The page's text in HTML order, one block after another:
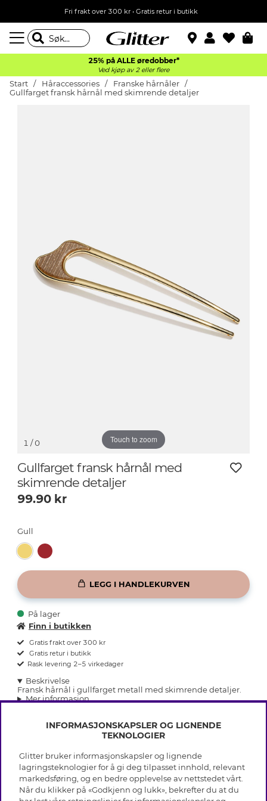
Fri frakt over 300 kr • Gratis retur i butikk
25% på ALLE øredobber*
Ved kjøp av 2 eller flere
Start Håraccessories
Franske hårnåler
Gullfarget fransk hårnål med skimrende detaljer
Touch to zoom
1 / 0
Gullfarget fransk hårnål med
skimrende detaljer
99.90 kr
Gull
LEGG I HANDLEKURVEN
På lager
Finn i butikken
Gratis frakt over 300 kr
Gratis retur i butikk
Rask levering 2–5 virkedager
Beskrivelse
Fransk hårnål i gullfarget metall med skimrende detaljer.
Mer informasjon
INFO
Vilkår
Personvern
OM GLITTER
INFORMASJONSKAPSLER OG LIGNENDE
TEKNOLOGIER
Glitter bruker informasjonskapsler og lignende
lagringsteknologier for å gi deg tilpasset innhold, relevant
markedsføring, og en bedre opplevelse av nettstedet vårt.
Når du klikker på «Godkjenn og lukk», bekrefter du at du